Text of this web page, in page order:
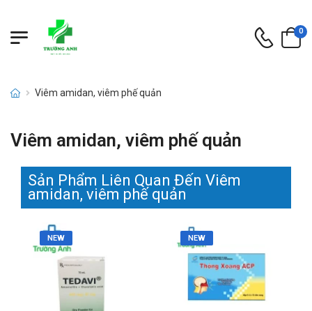
0
Viêm amidan, viêm phế quản
Viêm amidan, viêm phế quản
Sản Phẩm Liên Quan Đến Viêm
amidan, viêm phế quản
NEW NEW